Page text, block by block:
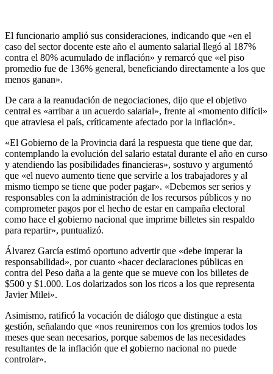
El funcionario amplió sus consideraciones, indicando que «en el
caso del sector docente este año el aumento salarial llegó al 187%
contra el 80% acumulado de inflación» y remarcó que «el piso
promedio fue de 136% general, beneficiando directamente a los que
menos ganan».
De cara a la reanudación de negociaciones, dijo que el objetivo
central es «arribar a un acuerdo salarial», frente al «momento difícil»
que atraviesa el país, críticamente afectado por la inflación».
«El Gobierno de la Provincia dará la respuesta que tiene que dar,
contemplando la evolución del salario estatal durante el año en curso
y atendiendo las posibilidades financieras», sostuvo y argumentó
que «el nuevo aumento tiene que servirle a los trabajadores y al
mismo tiempo se tiene que poder pagar». «Debemos ser serios y
responsables con la administración de los recursos públicos y no
comprometer pagos por el hecho de estar en campaña electoral
como hace el gobierno nacional que imprime billetes sin respaldo
para repartir», puntualizó.
Álvarez García estimó oportuno advertir que «debe imperar la
responsabilidad», por cuanto «hacer declaraciones públicas en
contra del Peso daña a la gente que se mueve con los billetes de
$500 y $1.000. Los dolarizados son los ricos a los que representa
Javier Milei».
Asimismo, ratificó la vocación de diálogo que distingue a esta
gestión, señalando que «nos reuniremos con los gremios todos los
meses que sean necesarios, porque sabemos de las necesidades
resultantes de la inflación que el gobierno nacional no puede
controlar».